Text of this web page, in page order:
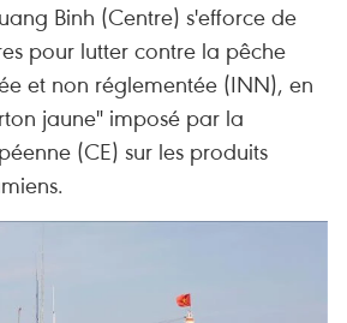
Binh (Centre) s'efforce de
pour lutter contre la pêche
et non réglementée (INN), en
jaune" imposé par la
(CE) sur les produits